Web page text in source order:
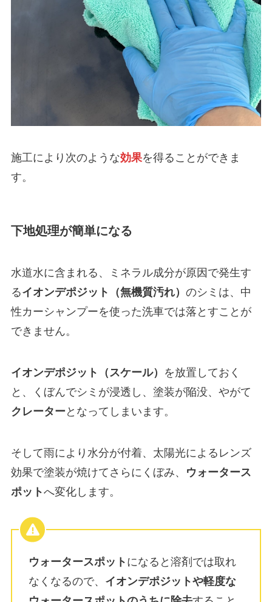
施工により次のような効果を得ることができま
す。
下地処理が簡単になる
水道水に含まれる、ミネラル成分が原因で発生す
るイオンデポジット（無機質汚れ） のシミは、中
性カーシャンプーを使った洗車では落とすことが
できません。
イオンデポジット（スケール）
を放置しておく
と、くぼんでシミが浸透し、塗装が陥没、やがて
クレーター となってしまいます。
そして雨により水分が付着、太陽光によるレンズ
効果で塗装が焼けてさらにくぼみ、
ウォータース
ポットへ変化します。
ウォータースポット になると溶剤では取れ
なくなるので、 イオンデポジットや軽度な